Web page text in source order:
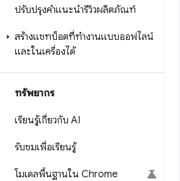
ปรับปรุงคำแนะนำรีวิวผลิตภัณฑ์
สร้างแชทบ็อตที่ทำงานแบบออฟไลน์
และในเครื่องได้
ทรัพยากร
เรียนรู้เกี่ยวกับ AI
รับชมเพื่อเรียนรู้
โมเดลพื้นฐานใน Chrome